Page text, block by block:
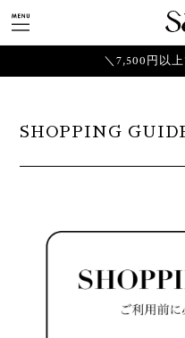
＼7,500円以
SHOPPING